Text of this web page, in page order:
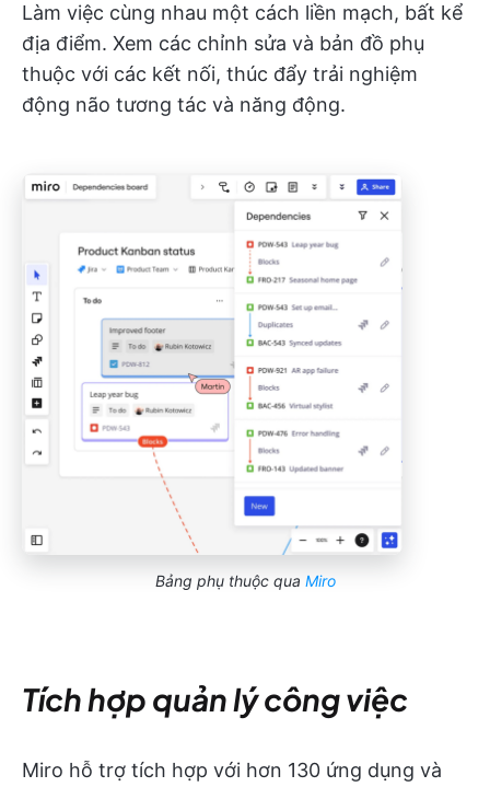
Làm việc cùng nhau một cách liền mạch, bất kể
địa điểm. Xem các chỉnh sửa và bản đồ phụ
thuộc với các kết nối, thúc đẩy trải nghiệm
động não tương tác và năng động.
Bảng phụ thuộc qua Miro
Tích hợp quản lý công việc
Miro hỗ trợ tích hợp với hơn 130 ứng dụng và